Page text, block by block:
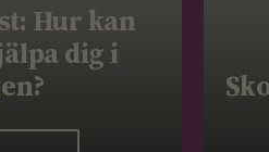
Hur kan
dig i